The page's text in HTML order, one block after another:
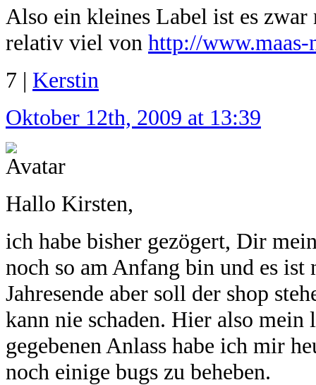
Also ein kleines Label ist es
relativ viel von http://www.maas-
7 | Kerstin
Oktober 12th, 2009 at 13:39
Hallo Kirsten,
ich habe bisher gezögert, Dir
noch so am Anfang bin und es
Jahresende aber soll der shop
kann nie schaden. Hier also
gegebenen Anlass habe ich mir
noch einige bugs zu beheben.